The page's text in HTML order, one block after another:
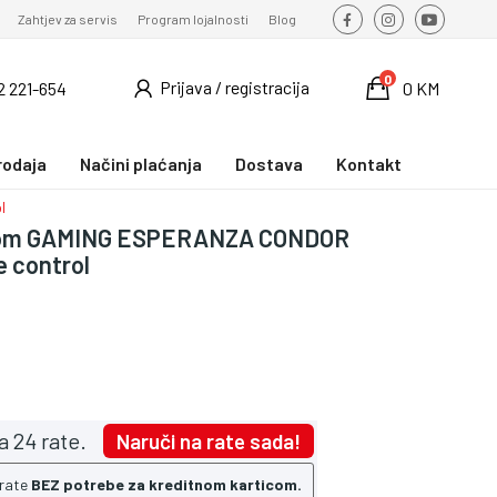
Zahtjev za servis Program lojalnosti Blog
221-654 Prijava / registracija 0 KM
0
Načini plaćanja Dostava Kontakt
ESPERANZA CONDOR
control
24 rate. Naruči na rate sada!
BEZ potrebe za kreditnom karticom.